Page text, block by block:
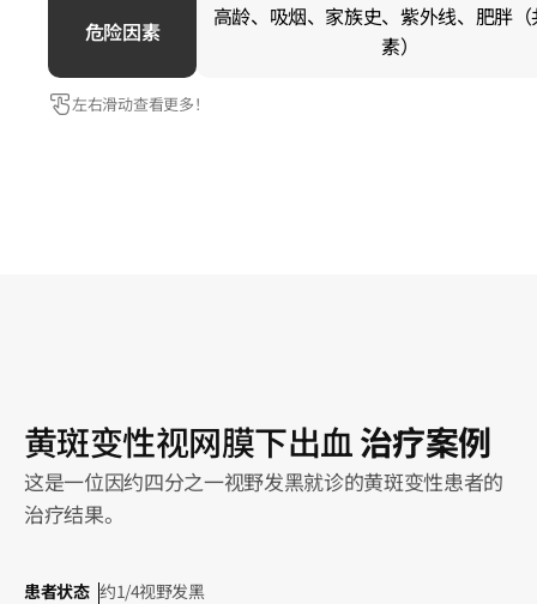
危险因素
高龄、吸烟、家族史、紫外线、肥胖
素）
左右滑动查看更多！
黄斑变性视网膜下出血治疗案例
这是一位因约四分之一视野发黑就诊的黄斑变性患者的
治疗结果。
患者状态 约1/4视野发黑